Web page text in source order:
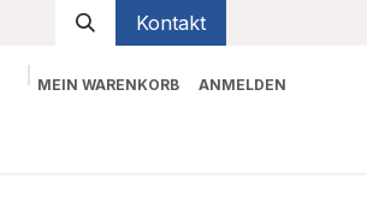
Kontakt
MEIN WARENKORB ANMELDEN